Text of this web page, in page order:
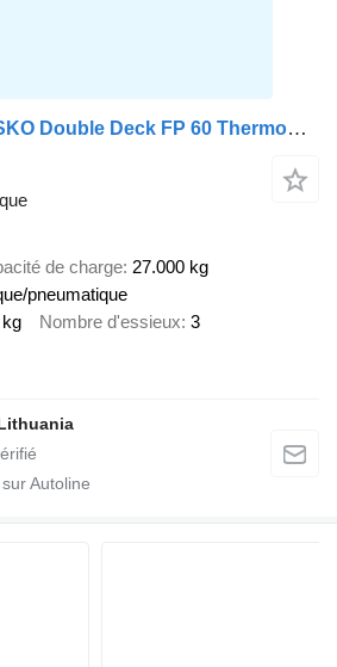
Schmitz Cargobull SKO Double Deck FP 60 ThermoKing SLXi 300
de charge 27.000 kg
pneumatique
Nombre d'essieux 3
Autoline